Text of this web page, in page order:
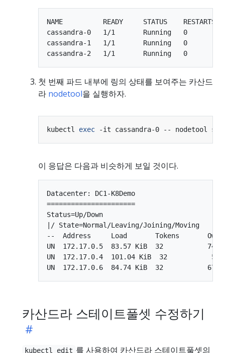
NAME          READY     STATUS    RESTARTS
cassandra-0   1/1       Running   0
cassandra-1   1/1       Running   0
첫 번째 파드 내부에 링의 상태를 보여주는 카산드
라 nodetool을 실행하자.
kubectl exec
이 응답은 다음과 비슷하게 보일 것이다.
Datacenter: DC1-K8Demo
======================
Status=Up/Down
|/ State=Normal/Leaving/Joining/Moving
--  Address     Load       Tokens
UN  172.17.0.5  83.57 KiB  32           74.0%
UN  172.17.0.4  101.04 KiB  32
카산드라 스테이트풀셋 수정하기
kubectl edit 를 사용하여 카산드라 스테이트풀셋의